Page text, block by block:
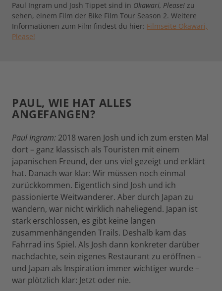
Paul Ingram und Josh Tippet sind in Okawari, Please! zu
sehen, einem Film der Bike Film Tour Season 2. Weitere
Informationen zum Film findest du hier: Filmseite Okawari,
Please!
PAUL, WIE HAT ALLES
ANGEFANGEN?
Paul Ingram: 2018 waren Josh und ich zum ersten Mal
dort – ganz klassisch als Touristen mit einem
japanischen Freund, der uns viel gezeigt und erklärt
hat. Danach war klar: Wir müssen noch einmal
zurückkommen. Eigentlich sind Josh und ich
passionierte Weitwanderer. Aber durch Japan zu
wandern, war nicht wirklich naheliegend. Japan ist
stark erschlossen, es gibt keine langen
zusammenhängenden Trails. Deshalb kam das
Fahrrad ins Spiel. Als Josh dann konkreter darüber
nachdachte, sein eigenes Restaurant zu eröffnen –
und Japan als Inspiration immer wichtiger wurde –
war plötzlich klar: Jetzt oder nie.